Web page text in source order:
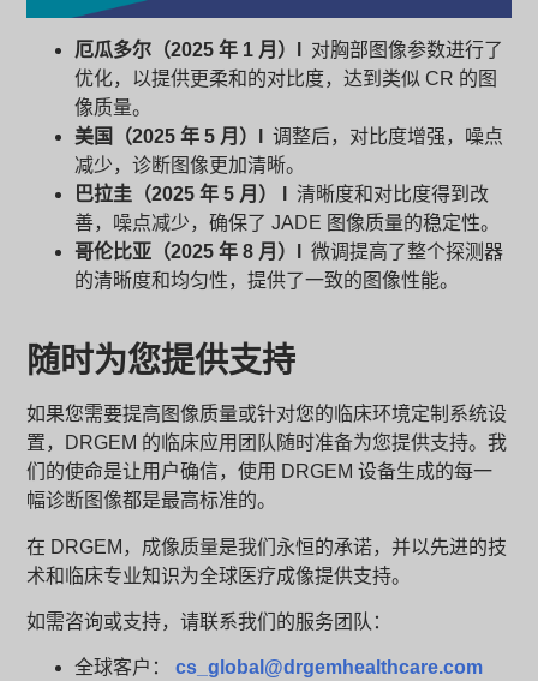
厄瓜多尔（2025 年 1 月）l 对胸部图像参数进行了
优化，以提供更柔和的对比度，达到类似 CR 的图
像质量。
美国（2025 年 5 月）l调整后，对比度增强，噪点
减少，诊断图像更加清晰。
巴拉圭（2025 年 5 月） l
清晰度和对比度得到改
善，噪点减少，确保了 JADE 图像质量的稳定性。
哥伦比亚（2025 年 8 月）l微调提高了整个探测器
的清晰度和均匀性，提供了一致的图像性能。
随时为您提供支持
如果您需要提高图像质量或针对您的临床环境定制系统设
置，DRGEM 的临床应用团队随时准备为您提供支持。我
们的使命是让用户确信，使用 DRGEM 设备生成的每一
幅诊断图像都是最高标准的。
在 DRGEM，成像质量是我们永恒的承诺，并以先进的技
术和临床专业知识为全球医疗成像提供支持。
如需咨询或支持，请联系我们的服务团队：
全球客户：cs_global@drgemhealthcare.com